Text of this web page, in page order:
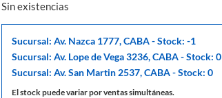
Sin existencias
Sucursal: Av. Nazca 1777, CABA - Stock: -1
Sucursal: Av. Lope de Vega 3236, CABA - Stock: 0
Sucursal: Av. San Martin 2537, CABA - Stock: 0
El stock puede variar por ventas simultáneas.